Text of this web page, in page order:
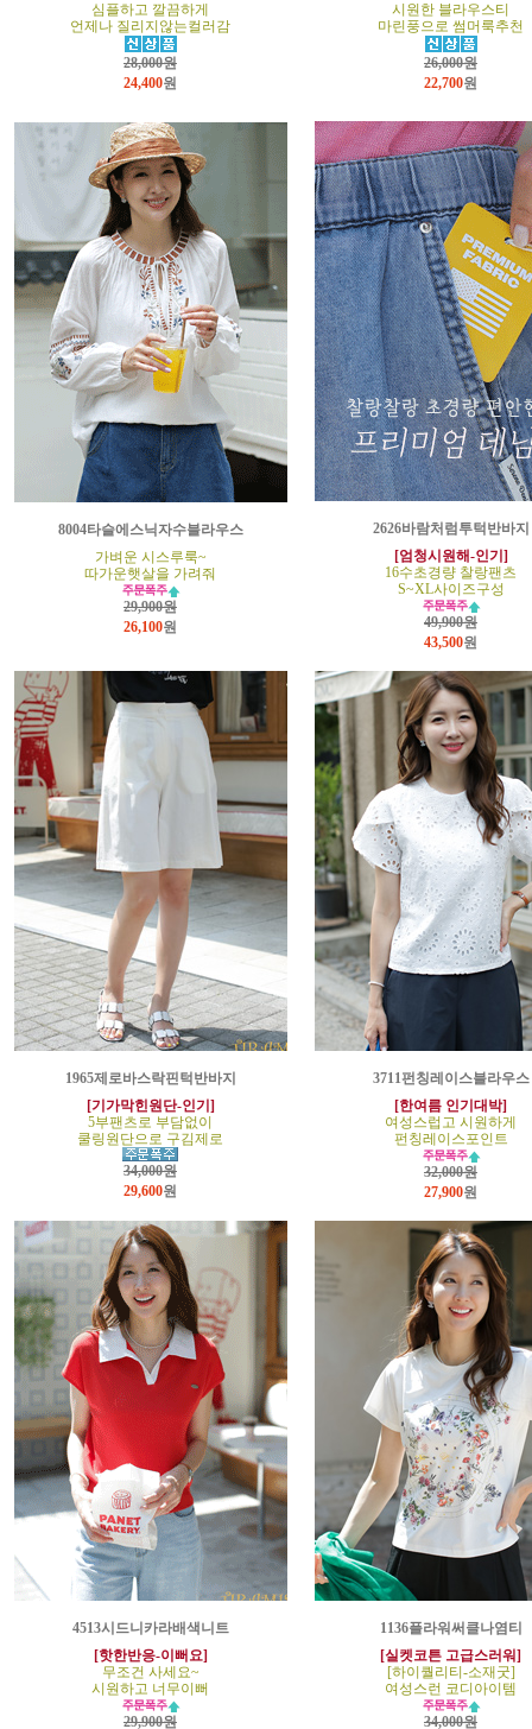
심플하고 깔끔하게
언제나 질리지않는컬러감
28,000원
24,400원
시원한 블라우스티
마린풍으로 썸머룩추천
26,000원
22,700원
8004타슬에스닉자수블라우스
가벼운 시스루룩~
따가운햇살을 가려줘
29,900원
26,100원
2626바람처럼투턱반바지
[엄청시원해-인기]
16수초경량 찰랑팬츠
S~XL사이즈구성
49,900원
43,500원
1965제로바스락핀턱반바지
[기가막힌원단-인기]
5부팬츠로 부담없이
쿨링원단으로 구김제로
34,000원
29,600원
3711펀칭레이스블라우스
[한여름 인기대박]
여성스럽고 시원하게
펀칭레이스포인트
32,000원
27,900원
4513시드니카라배색니트
[핫한반응-이뻐요]
무조건 사세요~
시원하고 너무이뻐
29,900원
1136플라워써클나염티
[실켓코튼 고급스러워]
[하이퀄리티-소재굿]
여성스런 코디아이템
34,000원